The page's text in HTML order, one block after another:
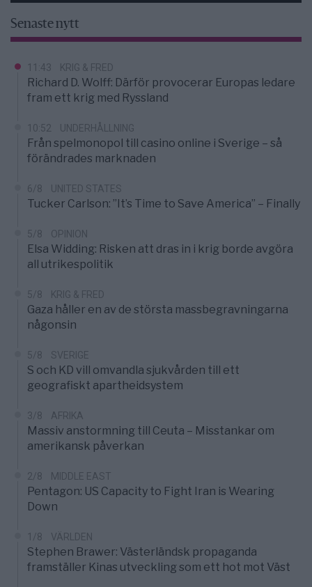
Senaste nytt
11:43 KRIG & FRED
Richard D. Wolff: Därför provocerar Europas ledare
fram ett krig med Ryssland
10:52 UNDERHÅLLNING
Från spelmonopol till casino online i Sverige – så
förändrades marknaden
6/8 UNITED STATES
Tucker Carlson: ”It’s Time to Save America” – Finally
5/8 OPINION
Elsa Widding: Risken att dras in i krig borde avgöra
all utrikespolitik
5/8 KRIG & FRED
Gaza håller en av de största massbegravningarna
någonsin
5/8 SVERIGE
S och KD vill omvandla sjukvården till ett
geografiskt apartheidsystem
3/8 AFRIKA
Massiv anstormning till Ceuta – Misstankar om
amerikansk påverkan
2/8 MIDDLE EAST
Pentagon: US Capacity to Fight Iran is Wearing
Down
1/8 VÄRLDEN
Stephen Brawer: Västerländsk propaganda
framställer Kinas utveckling som ett hot mot Väst